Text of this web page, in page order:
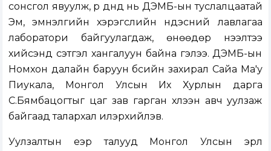
сонсгол явуулж, үр дүнд нь ДЭМБ-ын туслалцаатай
Эм, эмнэлгийн хэрэгслийн үндэсний лавлагаа
лаборатори байгуулагдаж, өнөөдөр нээлтээ
хийсэнд сэтгэл хангалуун байна гэлээ. ДЭМБ-ын
Номхон далайн баруун бүсийн захирал Сайа Ма'у
Пиукала, Монгол Улсын Их Хурлын дарга
С.Бямбацогтыг цаг зав гарган хүлээн авч уулзаж
байгаад талархал илэрхийлэв.
Уулзалтын үеэр талууд Монгол Улсын эрүүл